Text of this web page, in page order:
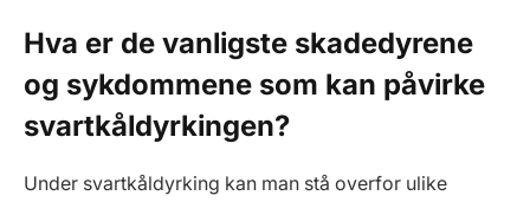
Hva er de vanligste skadedyrene
og sykdommene som kan påvirke
svartkåldyrkingen?
Under svartkåldyrking kan man stå overfor ulike